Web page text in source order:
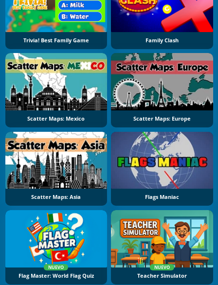
Trivia! Best Family Game Family Clash
Scatter Maps: Mexico Scatter Maps: Europe
Scatter Maps: Asia Flags Maniac
NUEVO
Flag Master: World Flag Quiz
NUEVO
Teacher Simulator